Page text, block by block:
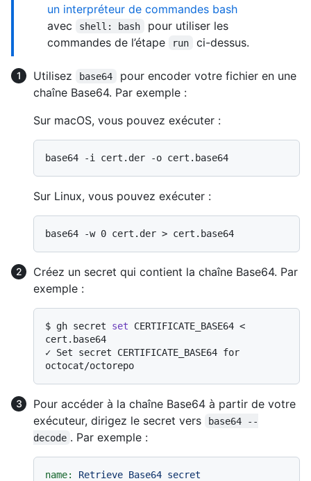
un interpréteur de commandes bash
avec
shell: bash
pour utiliser les
commandes de l’étape
run ci-dessus.
Utilisez base64
pour encoder votre fichier en une
chaîne Base64. Par exemple :
Sur macOS, vous pouvez exécuter :
Sur Linux, vous pouvez exécuter :
Créez un secret qui contient la chaîne Base64. Par
exemple :
$ gh secret set CERTIFICATE_BASE64 <
cert.base64
✓ Set secret CERTIFICATE_BASE64 for
Pour accéder à la chaîne Base64 à partir de votre
exécuteur, dirigez le secret vers
base64 --
decode . Par exemple :
name: Retrieve Base64 secret